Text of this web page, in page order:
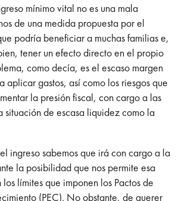
mínimo vital no es una mala
de una medida propuesta por el
podría beneficiar a muchas familias e,
tener un efecto directo en el propio
como decía, es el escaso margen
aplicar gastos, así como los riesgos que
la presión fiscal, con cargo a las
situación de escasa liquidez como la
ingreso sabemos que irá con cargo a la
la posibilidad que nos permite esa
límites que imponen los Pactos de
(PEC). No obstante, de querer